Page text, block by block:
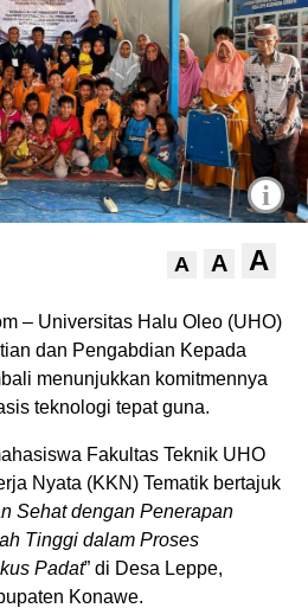
i
A A A
– Universitas Halu Oleo (UHO)
dan Pengabdian Kepada
menunjukkan komitmennya
teknologi tepat guna.
Fakultas Teknik UHO
Nyata (KKN) Tematik bertajuk
Sehat dengan Penerapan
Tinggi dalam Proses
Padat” di Desa Leppe,
Konawe.